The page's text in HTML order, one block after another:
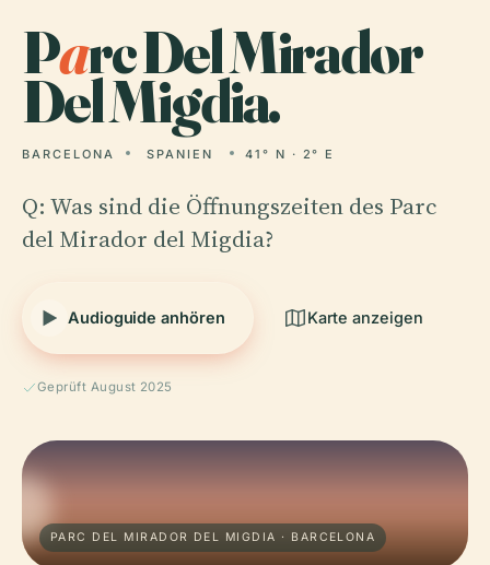
Parc Del Mirador
Del Migdia.
BARCELONA SPANIEN 41° N · 2° E
Q: Was sind die Öffnungszeiten des Parc
del Mirador del Migdia?
Audioguide anhören Karte anzeigen
Geprüft August 2025
PARC DEL MIRADOR DEL MIGDIA · BARCELONA